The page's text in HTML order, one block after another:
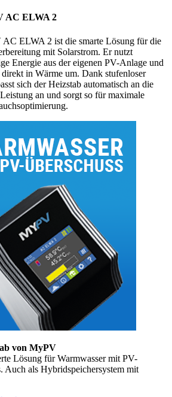
AC ELWA 2
ELWA 2 ist die smarte Lösung für die
mit Solarstrom. Er nutzt
Energie aus der eigenen PV-Anlage und
in Wärme um. Dank stufenloser
sich der Heizstab automatisch an die
an und sorgt so für maximale
von MyPV
Lösung für Warmwasser mit PV-
Auch als Hybridspeichersystem mit